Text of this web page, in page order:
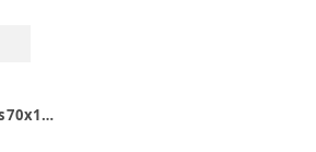
ECO Dream madrass 70x160x9 cm